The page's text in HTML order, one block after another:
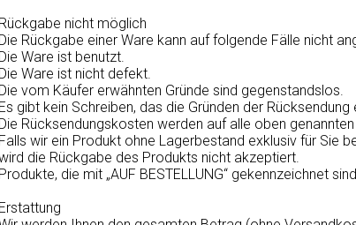
Rückgabe nicht möglich
Die Rückgabe einer Ware kann auf folgende Fälle nicht
Die Ware ist benutzt.
Die Ware ist nicht defekt.
Die vom Käufer erwähnten Gründe sind gegenstandslos.
Es gibt kein Schreiben, das die Gründen der Rücksendung
Die Rücksendungskosten werden auf alle oben
Falls wir ein Produkt ohne Lagerbestand exklusiv für Sie
die Rückgabe des Produkts nicht akzeptiert.
Produkte, die mit „AUF BESTELLUNG“ gekennzeichnet
Erstattung